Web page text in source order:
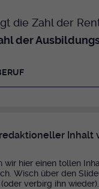
die Zahl der
der
Inhalt
wir hier einen tollen
Wisch über den
verbirg ihn wieder).